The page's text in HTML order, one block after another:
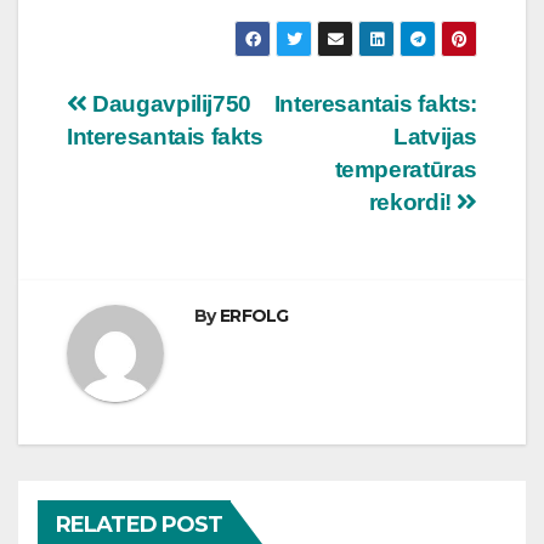
Ziņu
Interesantais fakts:
Latvijas
temperatūras
rekordi!
Daugavpilij750
Interesantais fakts
ByERFOLG
RELATED POST